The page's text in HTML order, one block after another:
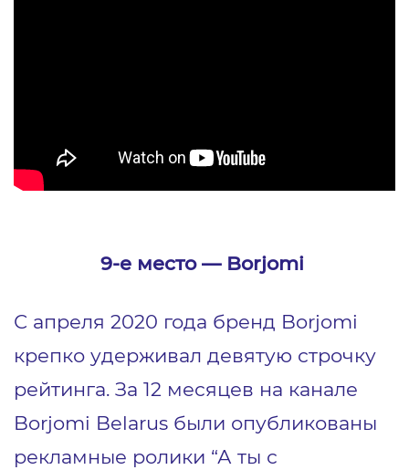
9-е место ― Borjomi
С апреля 2020 года бренд Borjomi
крепко удерживал девятую строчку
рейтинга. За 12 месяцев на канале
Borjomi Belarus были опубликованы
рекламные ролики “А ты с